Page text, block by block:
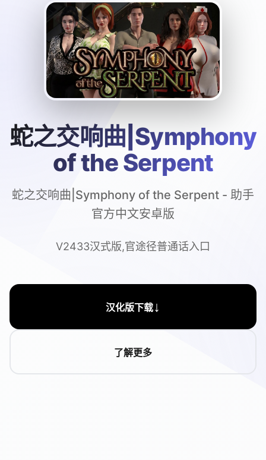
蛇之交响曲|Symphony
of the Serpent
蛇之交响曲|Symphony of the Serpent - 助手
官方中文安卓版
V2433汉式版,官途径普通话入口
汉化版下载↓
了解更多